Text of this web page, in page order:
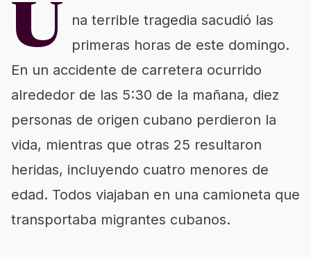
U
na terrible tragedia sacudió las
primeras horas de este domingo.
En un accidente de carretera ocurrido
alrededor de las 5:30 de la mañana, diez
personas de origen cubano perdieron la
vida, mientras que otras 25 resultaron
heridas, incluyendo cuatro menores de
edad. Todos viajaban en una camioneta que
transportaba migrantes cubanos.